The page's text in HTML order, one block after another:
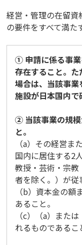
経営・管理の在留
の要件をすべて満た
① 申請に係る事
存在すること。
場合は、当該事
施設が日本国内で
② 当該事業の規模
と。
（a）その経営
国内に居住する2
教授・芸術・宗
者を除く。）が従
（b）資本金の
あること。
（c）（a）また
れるものであるこ